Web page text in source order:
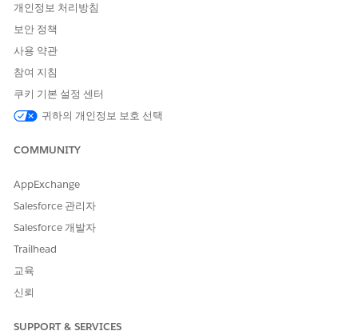
확률 스키마
결정적 스키마
광범위한 적용 범위: "Classic" 암호화(일부 사용자 정의 필드만
처리)와 달리 Shield는 표준 필드(예: 이름 또는 전화), 사용자
정의 필드, 파일, 첨부 파일, 검색 색인까지 암호화할 수 있습니
다.
여 애플리케이션 수준이 아닌 데이터베이스 및 인프라 수준에서 무
터를 암호화하여 원시 데이터를 보는 백엔드 사용자 또는 서비스 공
급자의 "내부 위협"을 완화하고 데이터 보관 증거를 요구하는 엄격
한 규제 준수 요구 사항(HIPAA, GDPR, FINRA 등)을 충족합니다.
또한 회사가 암호화 키를 독점적으로 제어할 수 있도록 허용하여 데
이터 주권 위험을 해결하여 멀티 테넌트 클라우드 환경에서도 가장
중요한 PII가 특정 테넌트 암호 파생 키가 없는 사람에게 읽을 수 없
도록 합니다.
Salesforce 관리 키
개인정보 처리방침
보안 정책
사용 약관
참여 지침
쿠키 기본 설정 센터
귀하의 개인정보 보호 선택
COMMUNITY
AppExchange
Salesforce 관리자
Salesforce 개발자
Trailhead
교육
신뢰
SUPPORT & SERVICES